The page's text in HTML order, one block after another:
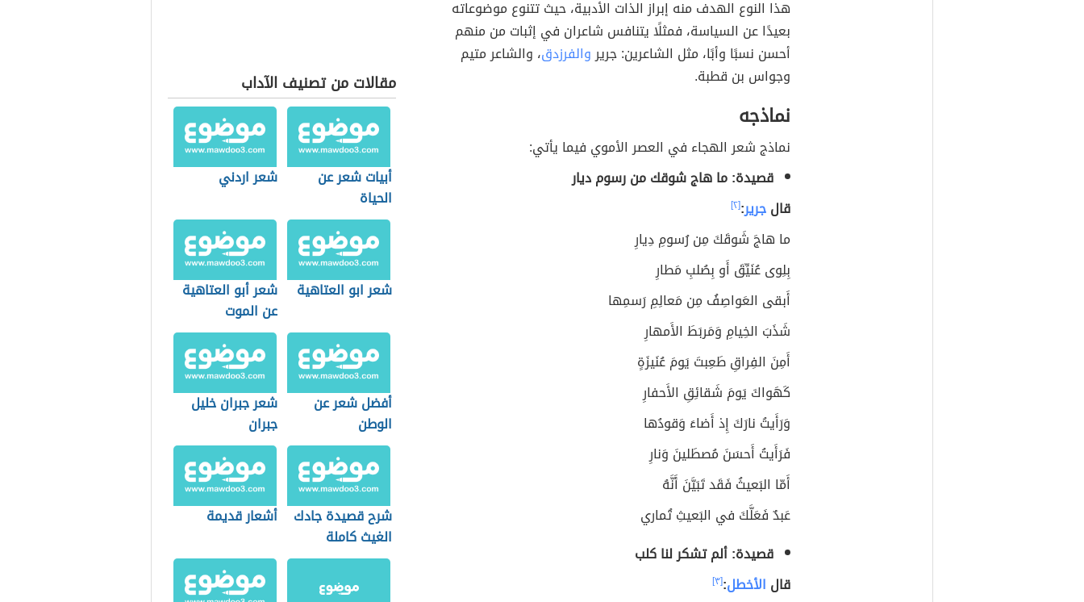
هذا النوع الهدف منه إبراز الذات الأدبية، حيث تتنوع موضوعاته
بعيدًا عن السياسة، فمثلًا يتنافس شاعران في إثبات من منهم
أحسن نسبًا وأبًا، مثل الشاعرين: جريروالفرزدق، والشاعر متيم
وجواس بن قطبة.
نماذجه
نماذج شعر الهجاء في العصر الأموي فيما يأتي:
قصيدة: ما هاج شوقك من رسوم ديار
قالجرير:[٢]
ما هاجَ شَوقَكَ مِن رُسومِ دِيارِ
بِلِوى عُنَيِّقَ أَو بِصُلبِ مَطارِ
أَبقى العَواصِفُ مِن مَعالِمِ رَسمِها
شَذَبَ الخِيامِ وَمَربَطَ الأَمهارِ
أَمِنَ الفِراقِ طَعِبتَ يَومَ عُنَيزَةٍ
كَهَواكَ يَومَ شَقائِقِ الأَحفارِ
وَرَأَيتُ نارَكَ إِذ أَضاءَ وَقودُها
فَرَأَيتُ أَحسَنَ مُصطَلينَ وَنارِ
أَمّا البَعيثُ فَقَد تَبَيَّنَ أَنَّهُ
عَبدٌ فَعَلَّكَ في البَعيثِ تُماري
قصيدة: ألم تشكر لنا كلب
قال الأخطل:[٣]
مقالات من تصنيف الآداب
أبيات شعر عن
الحياة
شعر اردني
شعر ابو العتاهية
شعر أبو العتاهية
عن الموت
أفضل شعر عن
الوطن
شعر جبران خليل
جبران
شرح قصيدة جادك
الغيث كاملة
أشعار قديمة